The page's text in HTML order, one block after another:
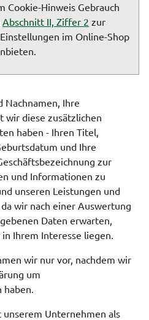
Cookie-Hinweis Gebrauch
Abschnitt II, Ziffer 2 zur
im Online-Shop
Nachnamen, Ihre
wir diese zusätzlichen
haben - Ihren Titel,
und Ihre
zur
und Informationen zu
unseren Leistungen und
wir nach einer Auswertung
Daten erwarten,
Ihrem Interesse liegen.
wir nur vor, nachdem wir
um
unserem Unternehmen als